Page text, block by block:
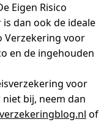
Eigen Risico
dan ook de ideale
Verzekering voor
en de ingehouden
voor
bij, neem dan
of